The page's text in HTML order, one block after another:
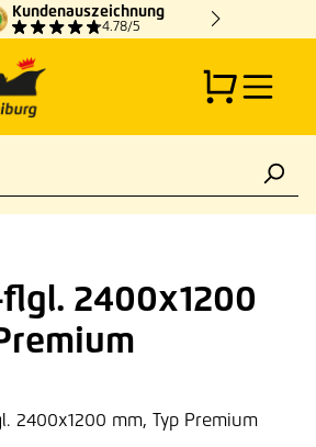
Kundenauszeichnung
4.78/5
flgl. 2400x1200